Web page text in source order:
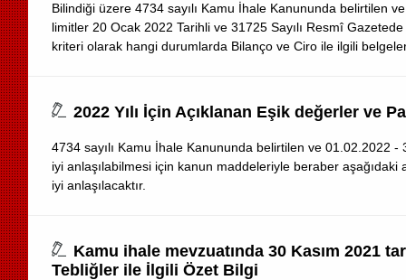
Bilindiği üzere 4734 sayılı Kamu İhale Kanununda belirtilen
limitler 20 Ocak 2022 Tarihli ve 31725 Sayılı Resmî
kriteri olarak hangi durumlarda Bilanço ve Ciro ile ilgili
2022 Yılı İçin Açıklanan Eşik değerler ve
4734 sayılı Kamu İhale Kanununda belirtilen ve 01.02.2022
iyi anlaşılabilmesi için kanun maddeleriyle beraber
iyi anlaşılacaktır.
Kamu ihale mevzuatında 30 Kasım 2021
Tebliğler ile İlgili Özet Bilgi